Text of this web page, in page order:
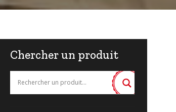
Chercher un produit